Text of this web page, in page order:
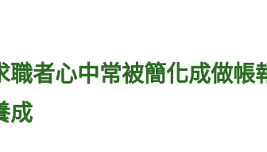
者心中常被簡化成做帳
成